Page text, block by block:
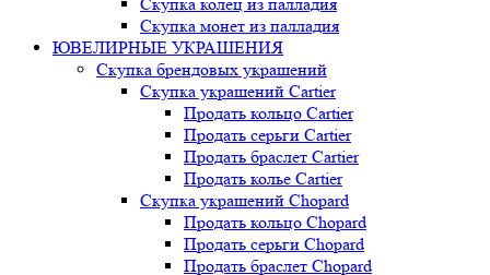
Скупка монет из палладия
ЮВЕЛИРНЫЕ УКРАШЕНИЯ
Скупка брендовых украшений
Скупка украшений Cartier
Продать кольцо Cartier
Продать серьги Cartier
Продать браслет Cartier
Продать колье Cartier
Скупка украшений Chopard
Продать кольцо Chopard
Продать серьги Chopard
Продать браслет Chopard